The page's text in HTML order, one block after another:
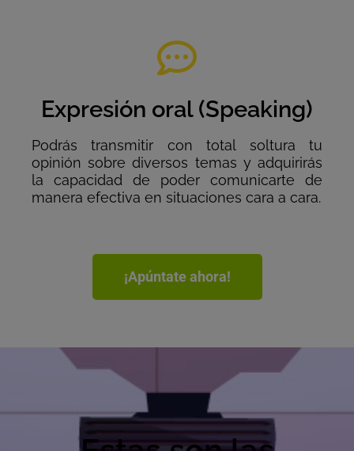
Expresión oral (Speaking)
Podrás transmitir con total soltura tu
opinión sobre diversos temas y adquirirás
la capacidad de poder comunicarte de
manera efectiva en situaciones cara a cara.
¡Apúntate ahora!